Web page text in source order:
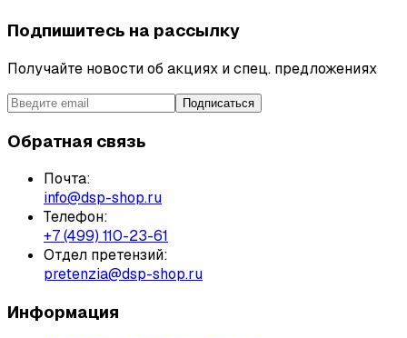
Подпишитесь на рассылку
Получайте новости об акциях и спец. предложениях
Подписаться
Обратная связь
Почта:
info@dsp-shop.ru
Телефон:
+7 (499) 110-23-61
Отдел претензий:
pretenzia@dsp-shop.ru
Информация